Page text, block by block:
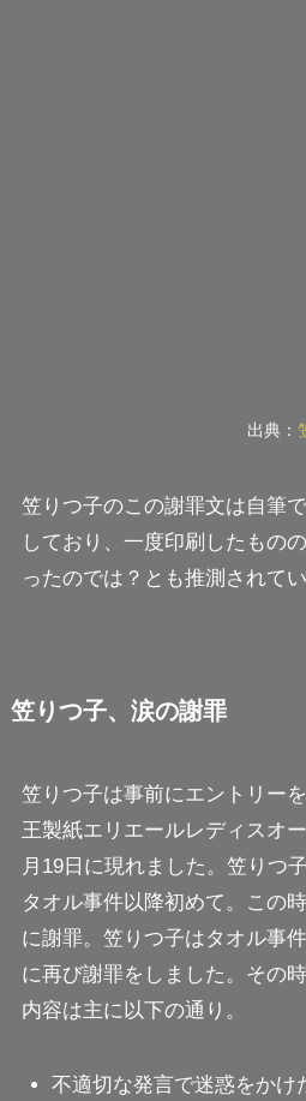
出典：
笠りつ子のこの謝罪文は自筆
しており、一度印刷したもの
ったのでは？とも推測されてい
笠りつ子、涙の謝罪
笠りつ子は事前にエントリー
王製紙エリエールレディスオ
月19日に現れました。笠りつ
タオル事件以降初めて。この
に謝罪。笠りつ子はタオル事
に再び謝罪をしました。その
内容は主に以下の通り。
不適切な発言で迷惑をかけ